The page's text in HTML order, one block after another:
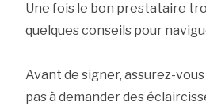
Une fois le bon prestataire
quelques conseils pour
Avant de signer, assurez-
pas à demander des